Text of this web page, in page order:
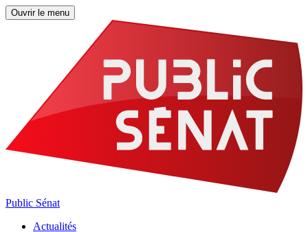
Ouvrir le menu
Public Sénat
Actualités